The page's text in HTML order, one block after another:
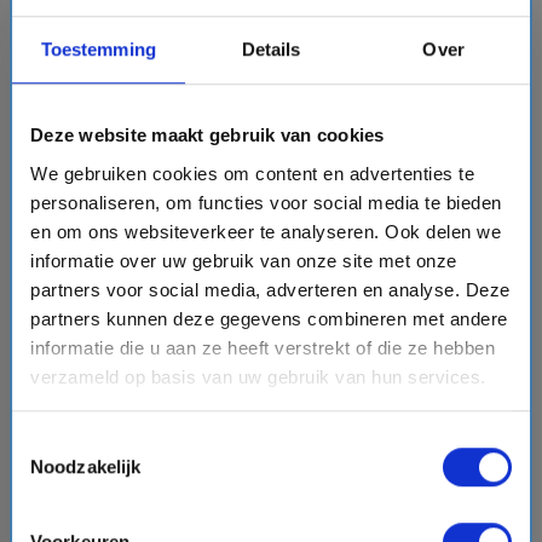
Toestemming Details Over
Deze website maakt gebruik van cookies
We gebruiken cookies om content en advertenties te
personaliseren, om functies voor social media te bieden
en om ons websiteverkeer te analyseren. Ook delen we
informatie over uw gebruik van onze site met onze
partners voor social media, adverteren en analyse. Deze
partners kunnen deze gegevens combineren met andere
informatie die u aan ze heeft verstrekt of die ze hebben
verzameld op basis van uw gebruik van hun services.
Noodzakelijk
10 daagse Noord-Amerika cruise met de Norwegian
Joy
Norwegian Cruise Line
eventvan: 21-09-2026 - Tot: 30-09-2026
scheduledagen placeNoord-Amerika
Vaarroute:Seattle, Dag op Zee, Ketchikan, Juneau,
Skagway, Hoonah, Glacier Bay, Dag op Zee, Victoria
(Canada), Seattle